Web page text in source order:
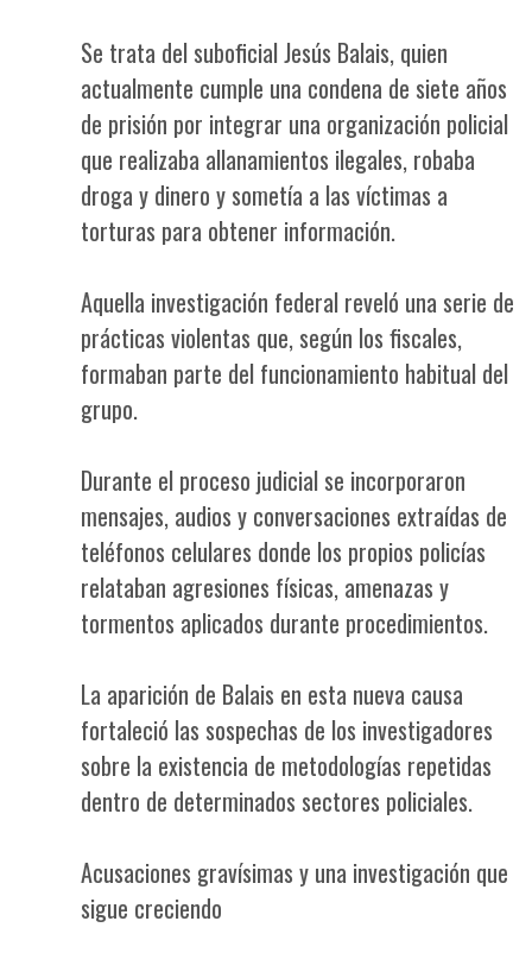
Se trata del suboficial Jesús Balais, quien
actualmente cumple una condena de siete años
de prisión por integrar una organización policial
que realizaba allanamientos ilegales, robaba
droga y dinero y sometía a las víctimas a
torturas para obtener información.
Aquella investigación federal reveló una serie de
prácticas violentas que, según los fiscales,
formaban parte del funcionamiento habitual del
grupo.
Durante el proceso judicial se incorporaron
mensajes, audios y conversaciones extraídas de
teléfonos celulares donde los propios policías
relataban agresiones físicas, amenazas y
tormentos aplicados durante procedimientos.
La aparición de Balais en esta nueva causa
fortaleció las sospechas de los investigadores
sobre la existencia de metodologías repetidas
dentro de determinados sectores policiales.
Acusaciones gravísimas y una investigación que
sigue creciendo